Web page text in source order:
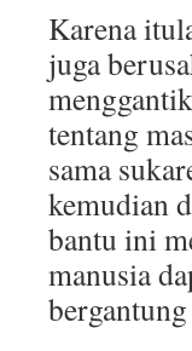
Karena
juga
tentang
sama
kemudian
bantu ini
manusia